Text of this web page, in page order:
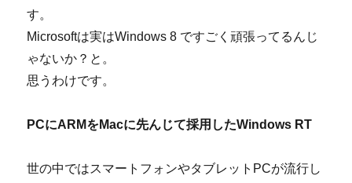
す。
Microsoftは実はWindows 8 ですごく頑張ってるんじ
ゃないか？と。
思うわけです。
PCにARMをMacに先んじて採用したWindows RT
世の中ではスマートフォンやタブレットPCが流行し